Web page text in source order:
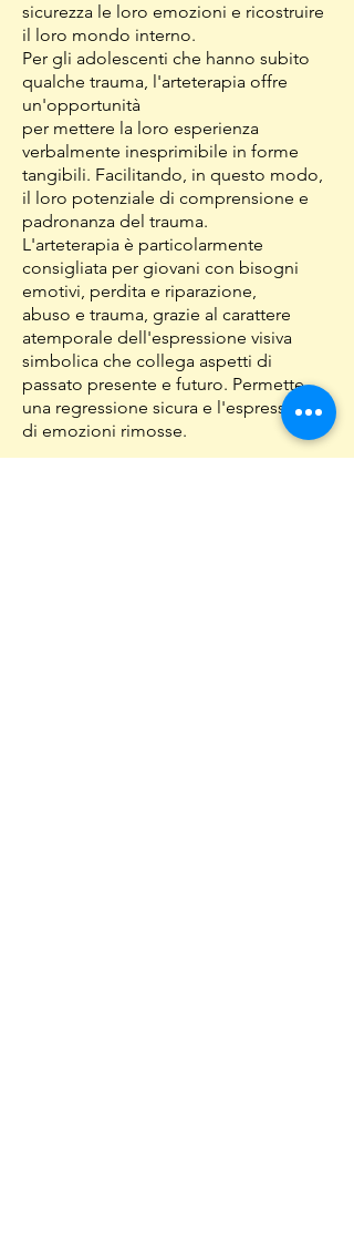
sicurezza le loro emozioni e ricostruire
il loro mondo interno.
Per gli adolescenti che hanno subito
qualche trauma, l'arteterapia offre
un'opportunità
per mettere la loro esperienza
verbalmente inesprimibile in forme
tangibili. Facilitando, in questo modo,
il loro potenziale di comprensione e
padronanza del trauma.
L'arteterapia è particolarmente
consigliata per giovani con bisogni
emotivi, perdita e riparazione,
abuso e trauma, grazie al carattere
atemporale dell'espressione visiva
simbolica che collega aspetti di
passato presente e futuro. Permette
una regressione sicura e l'espressione
di emozioni rimosse.